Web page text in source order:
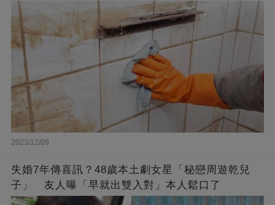
2023/12/09
失婚7年傳喜訊？48歲本土劇女星「秘戀周遊乾兒
子」 友人曝「早就出雙入對」本人鬆口了